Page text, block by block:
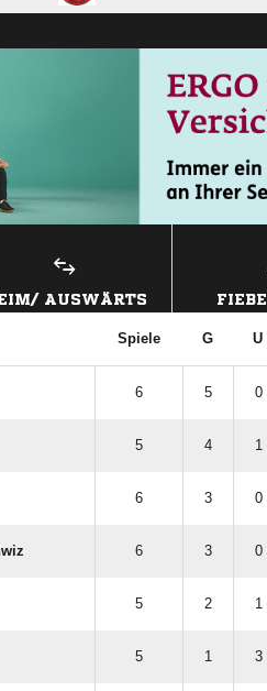
AUSWÄRTS
Spiele G U
6 5 0
5 4 1
6 3 0
6 3 0
5 2 1
5 1 3